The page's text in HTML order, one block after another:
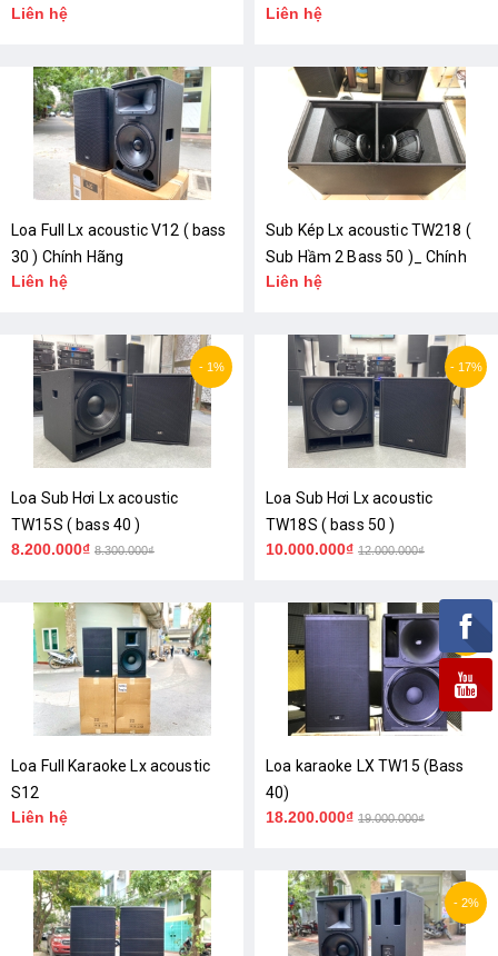
Liên hệ
hãng )
Liên hệ
Loa Full Lx acoustic V12 ( bass
30 ) Chính Hãng
Liên hệ
Sub Kép Lx acoustic TW218 (
Sub Hầm 2 Bass 50 )_ Chính
Hãng
Liên hệ
- 1%
Loa Sub Hơi Lx acoustic
TW15S ( bass 40 )
8.200.000₫ 8.300.000₫
- 17%
Loa Sub Hơi Lx acoustic
TW18S ( bass 50 )
10.000.000₫ 12.000.000₫
Loa Full Karaoke Lx acoustic
S12
Liên hệ
Loa karaoke LX TW15 (Bass
40)
18.200.000₫ 19.000.000₫
- 2%